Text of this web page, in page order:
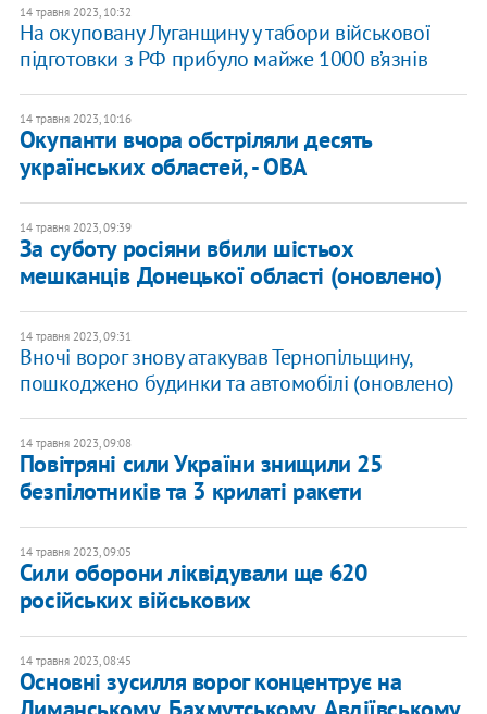
14 травня 2023, 10:32
На окуповану Луганщину у табори військової
підготовки з РФ прибуло майже 1000 в’язнів
14 травня 2023, 10:16
Окупанти вчора обстріляли десять
українських областей, - ОВА
14 травня 2023, 09:39
За суботу росіяни вбили шістьох
мешканців Донецької області (оновлено)
14 травня 2023, 09:31
Вночі ворог знову атакував Тернопільщину,
пошкоджено будинки та автомобілі (оновлено)
14 травня 2023, 09:08
Повітряні сили України знищили 25
безпілотників та 3 крилаті ракети
14 травня 2023, 09:05
Сили оборони ліквідували ще 620
російських військових
14 травня 2023, 08:45
Основні зусилля ворог концентрує на